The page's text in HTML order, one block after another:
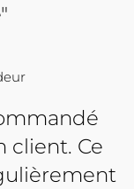
client. Ce